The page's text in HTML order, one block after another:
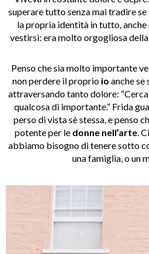
superare tutto senza mai tradire
la propria identità in tutto, anche
vestirsi: era molto orgogliosa della
Penso che sia molto importante
non perdere il proprio io anche
attraversando tanto dolore:
qualcosa di importante.” Frida
perso di vista sè stessa, e penso
potente per le donne nell’arte.
abbiamo bisogno di tenere sotto
una famiglia, o un